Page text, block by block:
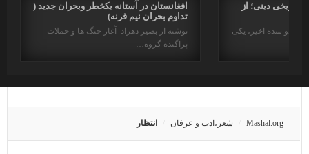
افغانستان در آستانه یکخطر وبحران جدید (
تداوم بحران نیم قرنه)
نوشته از بصیر دهزاد آغاز جنگ ها و حملات
پراگنده گروه…
دینی؛ از
در دو سده اخیر، یکی
Mashal.org شعر،ادب و عرفان انتظار